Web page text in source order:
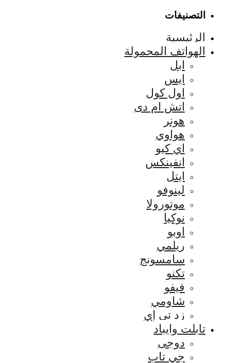
التصنيفات
الرئيسية
الهواتف المحمولة
ابل
ايس
اول كول
اتش ام دى
هونر
هواوي
اي كيو
انفينكس
ايتل
لينوفو
موتورولا
نوكيا
اوبو
ريلمي
سامسونج
تكنو
فيفو
شاومي
زد تي إي
تابلت وايباد
دوجى
جي تاب